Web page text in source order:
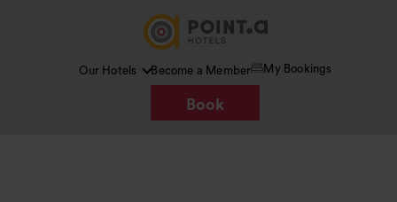
Our Hotels Become a Member My Bookings
Book